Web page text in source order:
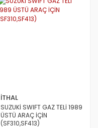
İTHAL
SUZUKİ SWIFT GAZ TELİ 1989
ÜSTÜ ARAÇ İÇİN
(SF310,SF413)